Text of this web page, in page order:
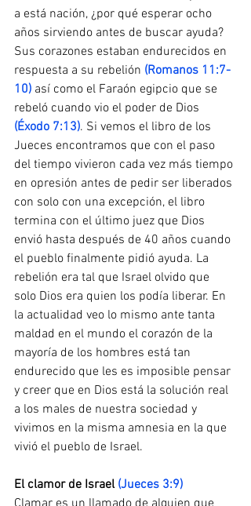
a está nación, ¿por qué esperar ocho
años sirviendo antes de buscar ayuda?
Sus corazones estaban endurecidos en
respuesta a su rebelión (Romanos 11:7-
10) así como el Faraón egipcio que se
rebeló cuando vio el poder de Dios
(Éxodo 7:13). Si vemos el libro de los
Jueces encontramos que con el paso
del tiempo vivieron cada vez más tiempo
en opresión antes de pedir ser liberados
con solo con una excepción, el libro
termina con el último juez que Dios
envió hasta después de 40 años cuando
el pueblo finalmente pidió ayuda. La
rebelión era tal que Israel olvido que
solo Dios era quien los podía liberar. En
la actualidad veo lo mismo ante tanta
maldad en el mundo el corazón de la
mayoría de los hombres está tan
endurecido que les es imposible pensar
y creer que en Dios está la solución real
a los males de nuestra sociedad y
vivimos en la misma amnesia en la que
vivió el pueblo de Israel.
El​ ​clamor​ ​de​ ​Israel​ (Jueces 3:9)